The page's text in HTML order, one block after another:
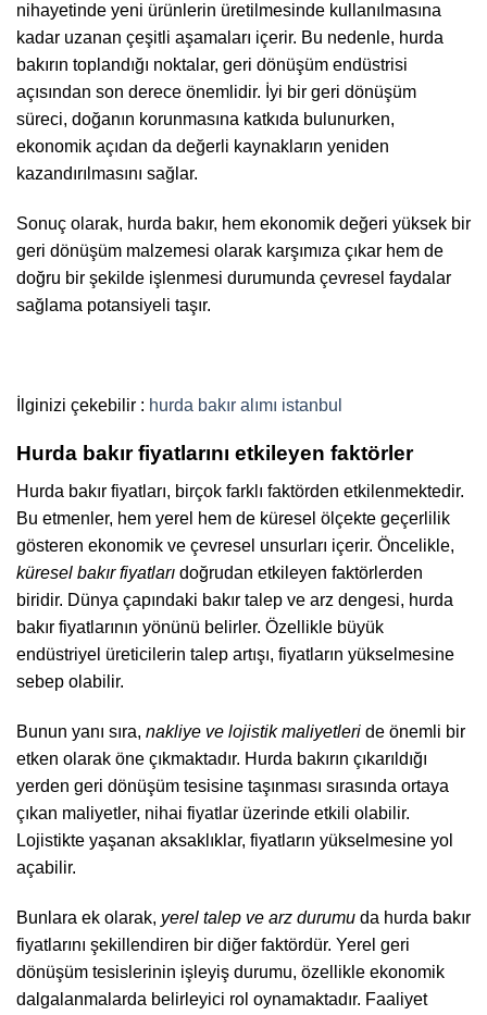
nihayetinde yeni ürünlerin üretilmesinde kullanılmasına
kadar uzanan çeşitli aşamaları içerir. Bu nedenle, hurda
bakırın toplandığı noktalar, geri dönüşüm endüstrisi
açısından son derece önemlidir. İyi bir geri dönüşüm
süreci, doğanın korunmasına katkıda bulunurken,
ekonomik açıdan da değerli kaynakların yeniden
kazandırılmasını sağlar.
Sonuç olarak, hurda bakır, hem ekonomik değeri yüksek bir
geri dönüşüm malzemesi olarak karşımıza çıkar hem de
doğru bir şekilde işlenmesi durumunda çevresel faydalar
sağlama potansiyeli taşır.
İlginizi çekebilir : hurda bakır alımı istanbul
Hurda bakır fiyatlarını etkileyen faktörler
Hurda bakır fiyatları, birçok farklı faktörden etkilenmektedir.
Bu etmenler, hem yerel hem de küresel ölçekte geçerlilik
gösteren ekonomik ve çevresel unsurları içerir. Öncelikle,
küresel bakır fiyatları doğrudan etkileyen faktörlerden
biridir. Dünya çapındaki bakır talep ve arz dengesi, hurda
bakır fiyatlarının yönünü belirler. Özellikle büyük
endüstriyel üreticilerin talep artışı, fiyatların yükselmesine
sebep olabilir.
Bunun yanı sıra, nakliye ve lojistik maliyetleri de önemli bir
etken olarak öne çıkmaktadır. Hurda bakırın çıkarıldığı
yerden geri dönüşüm tesisine taşınması sırasında ortaya
çıkan maliyetler, nihai fiyatlar üzerinde etkili olabilir.
Lojistikte yaşanan aksaklıklar, fiyatların yükselmesine yol
açabilir.
Bunlara ek olarak, yerel talep ve arz durumu da hurda bakır
fiyatlarını şekillendiren bir diğer faktördür. Yerel geri
dönüşüm tesislerinin işleyiş durumu, özellikle ekonomik
dalgalanmalarda belirleyici rol oynamaktadır. Faaliyet